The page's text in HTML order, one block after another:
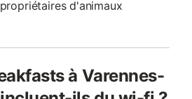
d'animaux
à Varennes-